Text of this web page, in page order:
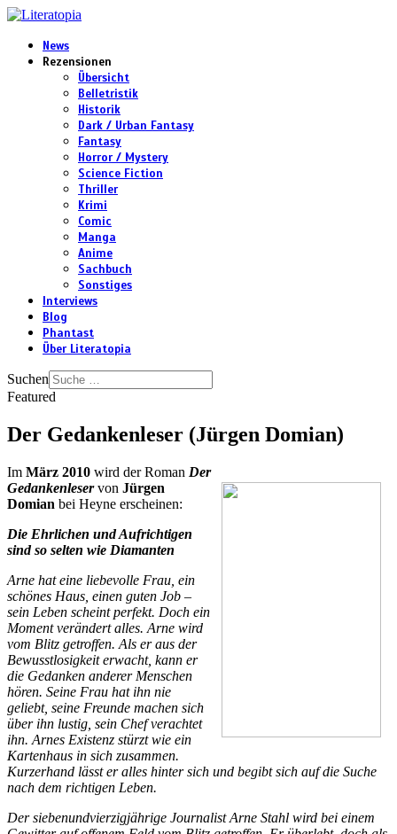
News
Rezensionen
Übersicht
Belletristik
Historik
Dark / Urban Fantasy
Fantasy
Horror / Mystery
Science Fiction
Thriller
Krimi
Comic
Manga
Anime
Sachbuch
Sonstiges
Interviews
Blog
Phantast
Über Literatopia
Suchen
Featured
Der Gedankenleser (Jürgen Domian)
Im März 2010 wird der Roman Der
Gedankenleservon Jürgen
Domian bei Heyne erscheinen:
Die Ehrlichen und Aufrichtigen
sind so selten wie Diamanten
Arne hat eine liebevolle Frau, ein
schönes Haus, einen guten Job –
sein Leben scheint perfekt. Doch ein
Moment verändert alles. Arne wird
vom Blitz getroffen. Als er aus der
Bewusstlosigkeit erwacht, kann er
die Gedanken anderer Menschen
hören. Seine Frau hat ihn nie
geliebt, seine Freunde machen sich
über ihn lustig, sein Chef verachtet
ihn. Arnes Existenz stürzt wie ein
Kartenhaus in sich zusammen.
Kurzerhand lässt er alles hinter sich und begibt sich auf die Suche
nach dem richtigen Leben.
Der siebenundvierzigjährige Journalist Arne Stahl wird bei einem